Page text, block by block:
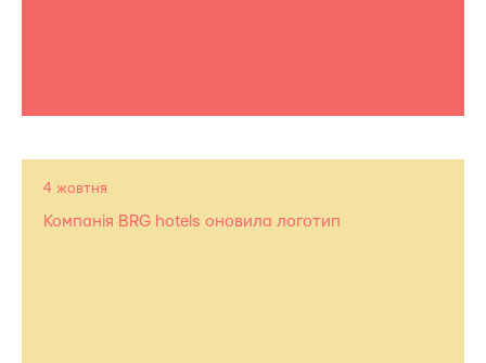
4 жовтня
Компанія BRG hotels оновила логотип